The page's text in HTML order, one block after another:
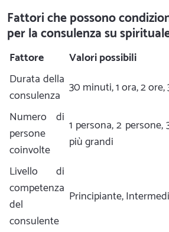
Fattori che possono
per la consulenza su
Fattore
Valori possibili
Durata della
consulenza 30 minuti, 1 ora, 2 ore,
Numero di
persone
coinvolte
1 persona, 2 persone,
più grandi
Livello di
competenza
del
consulente
Principiante,